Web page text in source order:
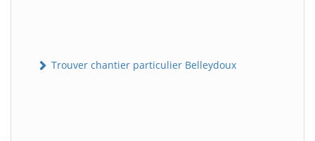
Trouver chantier particulier Belleydoux